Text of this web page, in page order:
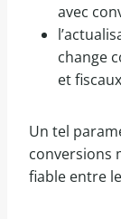
avec
change
et
Un tel
conversions
fiable entre